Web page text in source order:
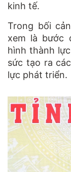
kinh tế.
Trong bối
xem là bước
hình thành
sức tạo ra
lực phát triển.